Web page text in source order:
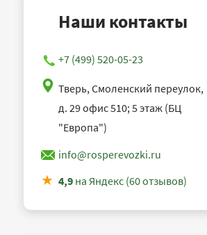
Наши контакты
+7 (499) 520-05-23
Тверь, Смоленский переулок,
д. 29 офис 510; 5 этаж (БЦ
"Европа")
info@rosperevozki.ru
4,9 на Яндекс (60 отзывов)